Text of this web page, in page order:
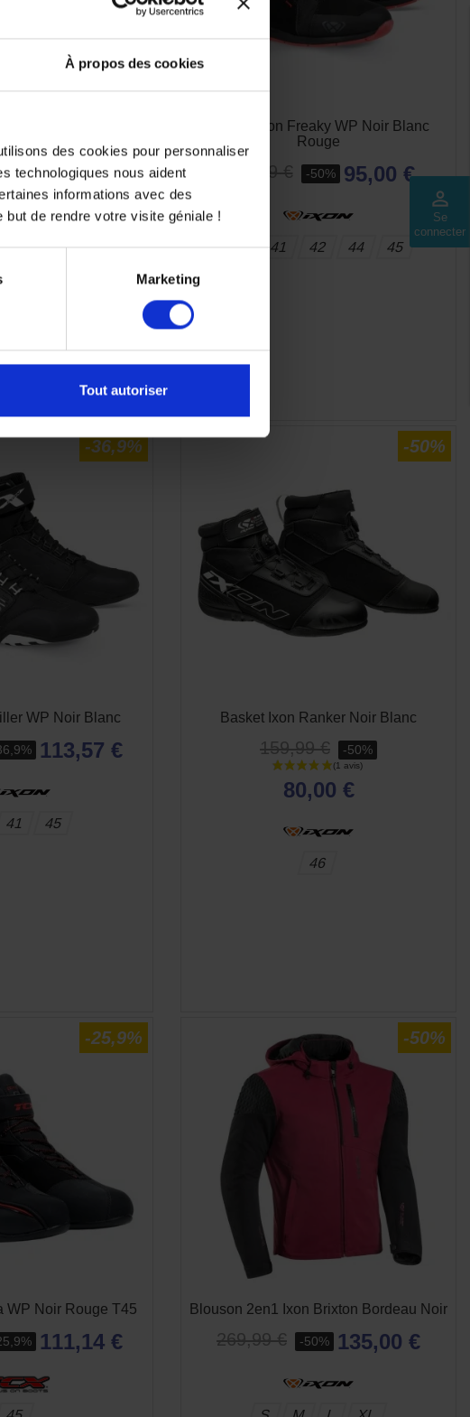
À propos des cookies
des cookies pour personnaliser
technologiques nous aident
informations avec des
de rendre votre visite géniale !
Marketing
Tout autoriser
perm_identity
Se
connecter
-50% 95,00 €
Basket Ixon Freaky WP Noir Blanc
Rouge
189,99 € -50% 95,00 €
40 41 42 44 45
-36,9%
WP Noir Blanc
113,57 €
41 45
-50%
Basket Ixon Ranker Noir Blanc
159,99 € -50%
80,00 €
46
-25,9%
WP Noir Rouge T45
111,14 €
-50%
Blouson 2en1 Ixon Brixton Bordeau Noir
269,99 € -50% 135,00 €